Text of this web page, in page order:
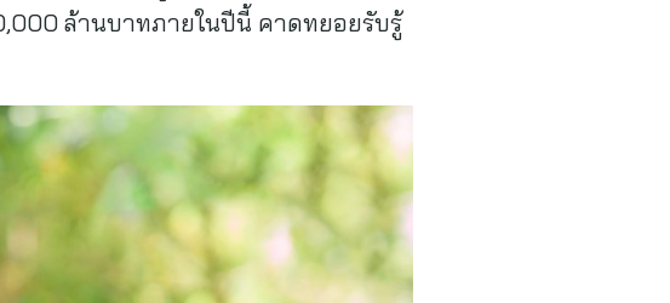
ล้านบาทภายในปีนี้ คาดทยอยรับรู้